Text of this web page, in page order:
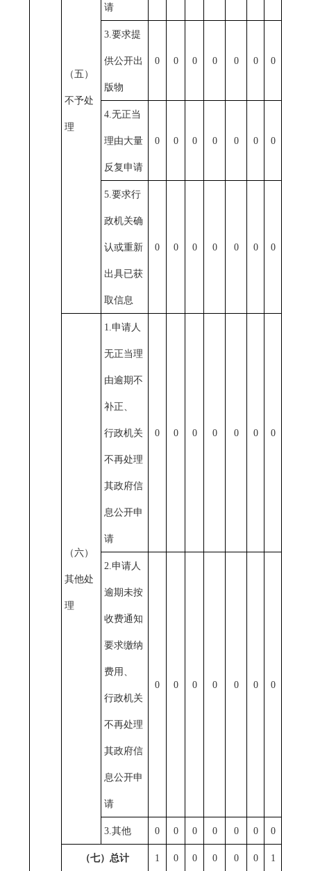
（五）
不予处
理
请
3. 要求提
供公开出
版物
0 0 0 0 0 0 0
4. 无正当
理由大量
反复申请
0 0 0 0 0 0 0
5. 要求行
政机关确
认或重新
出具已获
取信息
0 0 0 0 0 0 0
（六）
其他处
理
1. 申请人
无正当理
由逾期不
补正、
行政机关
不再处理
其政府信
息公开申
请
0 0 0 0 0 0 0
2. 申请人
逾期未按
收费通知
要求缴纳
费用、
行政机关
不再处理
其政府信
息公开申
请
0 0 0 0 0 0 0
3. 其他 0 0 0 0 0 0 0
（七）总计 1 0 0 0 0 0 1